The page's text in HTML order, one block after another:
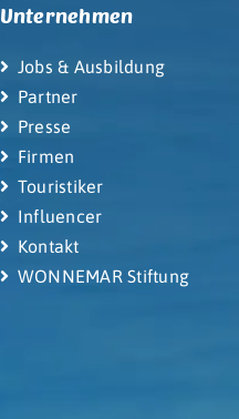
Unternehmen
Jobs & Ausbildung
Partner
Presse
Firmen
Touristiker
Influencer
Kontakt
WONNEMAR Stiftung